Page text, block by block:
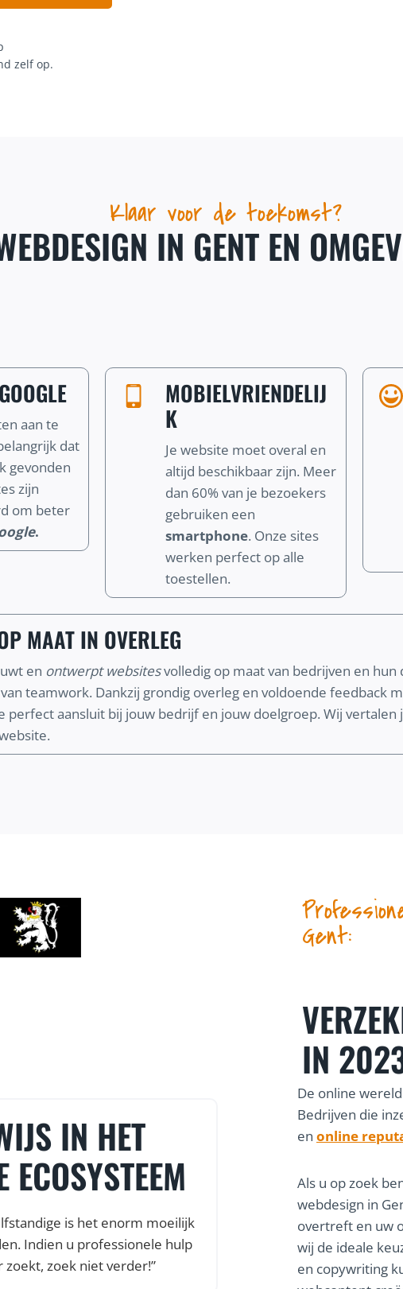
zelf op.
Klaar voor de toekomst?
IN GENT EN
aan te
dat
gevonden
zijn
om beter
.
MOBIELVRIENDELIJ
K
Je website moet overal en
altijd beschikbaar zijn. Meer
dan 60% van je bezoekers
gebruiken een
smartphone. Onze sites
werken perfect op alle
toestellen.
MAAT IN OVERLEG
en ontwerpt websitesvolledig op maat van bedrijven en hun
teamwork. Dankzij grondig overleg en voldoende feedback
perfect aansluit bij jouw bedrijf en jouw doelgroep. Wij vertalen
Gent:
IN
IN HET
ECOSYSTEEM
is het enorm moeilijk
Indien u professionele hulp
zoek niet verder!”
VLOTTE
VEEL
“Dankzij de snelle en
webshop al online,
was. Een vlotte
De online
Bedrijven die
en online
Als u op zoek
webdesign in
overtreft en uw
wij de ideale
en copywriting